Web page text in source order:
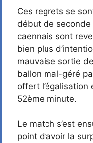
Ces regrets se
début de
caennais sont
bien plus
mauvaise sortie
ballon mal-géré
offert l’égalisation
52ème minute.
Le match s’est
point d’avoir la